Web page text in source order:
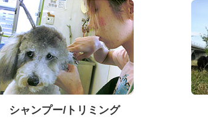
シャンプー/トリミング